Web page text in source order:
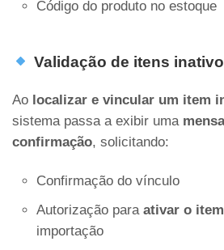
Código do produto no estoque
Validação de itens
Ao localizar e vincular um item
sistema passa a exibir uma
confirmação, solicitando:
Confirmação do vínculo
Autorização para ativar o item
importação